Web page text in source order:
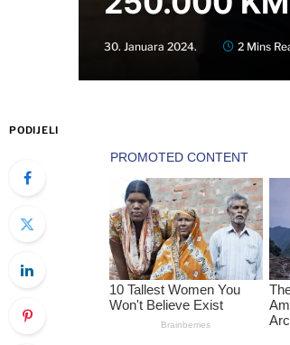
30. Januara 2024. 2 Mins
PODIJELI